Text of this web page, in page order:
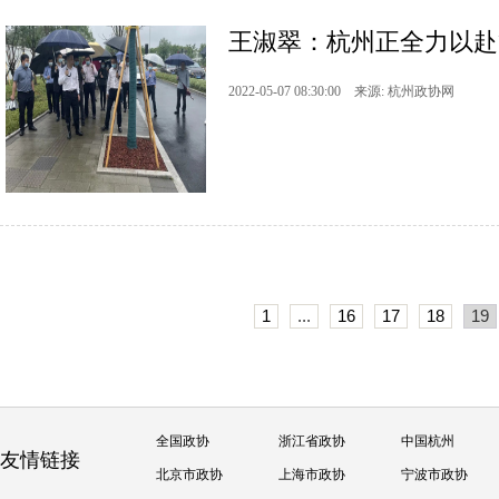
王淑翠：杭州正全力以
2022-05-07 08:30:00 来源: 杭州政协网
1 ... 16 17 18 19
友情链接
全国政协 浙江省政协 中国杭州
北京市政协 上海市政协 宁波市政协